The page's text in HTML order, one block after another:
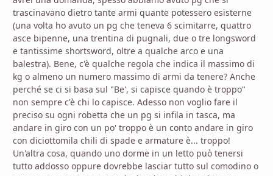
trascinavano dietro tante armi quante potessero esisterne
(una volta ho avuto un pg che teneva 6 scimitarre, quattro
asce bipenne, una trentina di pugnali, due o tre longsword
e tantissime shortsword, oltre a qualche arco e una
balestra). Bene, c'è qualche regola che indica il massimo di
kg o almeno un numero massimo di armi da tenere? Anche
perché se ci si basa sul "Be', si capisce quando è troppo"
non sempre c'è chi lo capisce. Adesso non voglio fare il
preciso su ogni robetta che un pg si infila in tasca, ma
andare in giro con un po' troppo è un conto andare in giro
con diciottomila chili di spade e armature è... troppo!
Un'altra cosa, quando uno dorme in un letto può tenersi
tutto addosso oppure dovrebbe lasciar tutto sul comodino o